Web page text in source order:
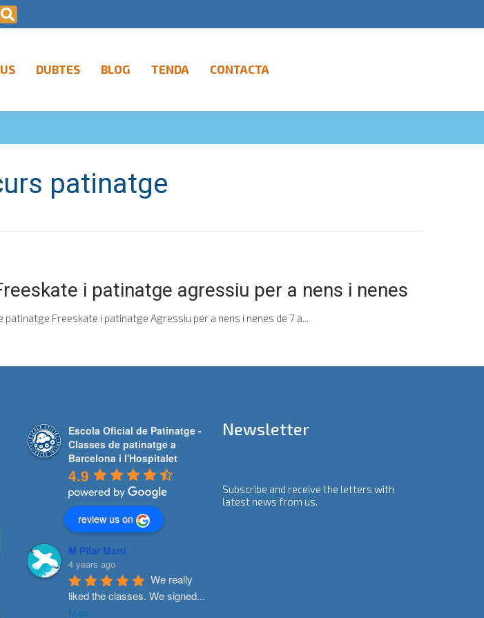
DUBTES BLOG TENDA CONTACTA
patinatge
i patinatge agressiu per a nens i nenes
Freeskate i patinatge Agressiu per a nens i nenes de 7 a...
Escola Oficial de Patinatge -
Classes de patinatge a
Barcelona i l'Hospitalet
4.9
review us on
M Pilar Marti
4 years ago
We really
liked the classes. We signed...
Més
Newsletter
Subscribe and receive the letters with
latest news from us.